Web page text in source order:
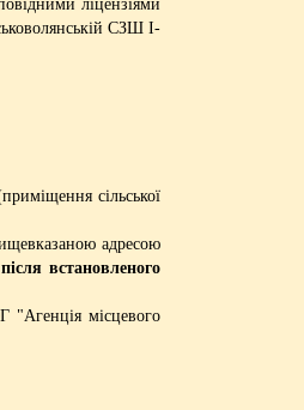
ліцензіями
СЗШ І-
сільської
адресою
встановленого
"Агенція місцевого